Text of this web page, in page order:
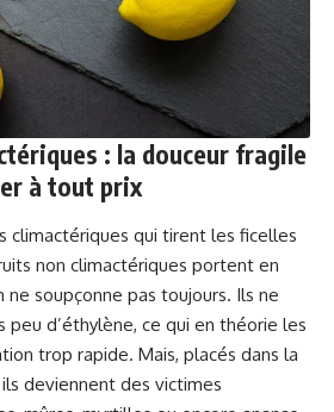
: la douceur fragile
à tout prix
climactériques qui tirent les ficelles
non climactériques portent en
ne soupçonne pas toujours. Ils ne
peu d’éthylène, ce qui en théorie les
trop rapide. Mais, placés dans la
deviennent des victimes